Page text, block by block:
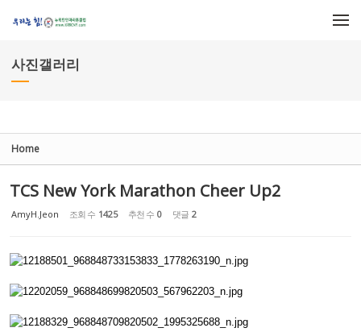
사진갤러리
Home
TCS New York Marathon Cheer Up2
AmyH.Jeon 조회 수 1425 추천 수 0 댓글 2